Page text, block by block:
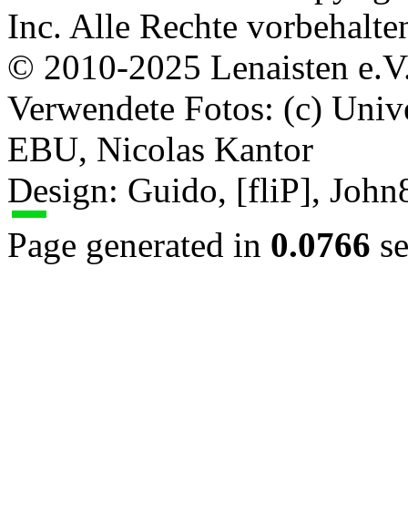
Inc. Alle Rechte
© 2010-2025 Lenaisten
Verwendete Fotos: (c)
EBU, Nicolas Kantor
Design: Guido, [fliP],
Page generated in 0.0766